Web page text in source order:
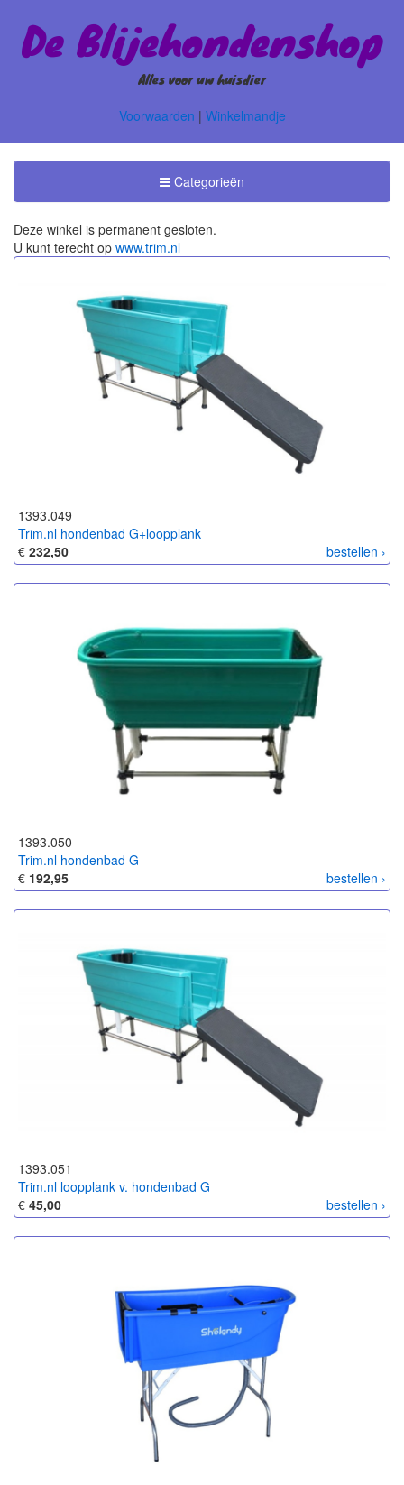
De Blijehondenshop
Alles voor uw huisdier
Voorwaarden | Winkelmandje
Toggle
Categorieën
Categorieën
Deze winkel is permanent gesloten.
U kunt terecht op www.trim.nl
1393.049
Trim.nl hondenbad G+loopplank
bestellen ›
€ 232,50
1393.050
Trim.nl hondenbad G
bestellen ›
€ 192,95
1393.051
Trim.nl loopplank v. hondenbad G
bestellen ›
€ 45,00